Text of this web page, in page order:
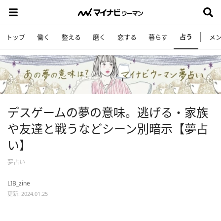
トップ 働く 整える 磨く 恋する 暮らす 占う メ
デスゲームの夢の意味。逃げる・家族
や友達と戦うなどシーン別暗示【夢占
い】
夢占い
LIB_zine
更新: 2024.01.25